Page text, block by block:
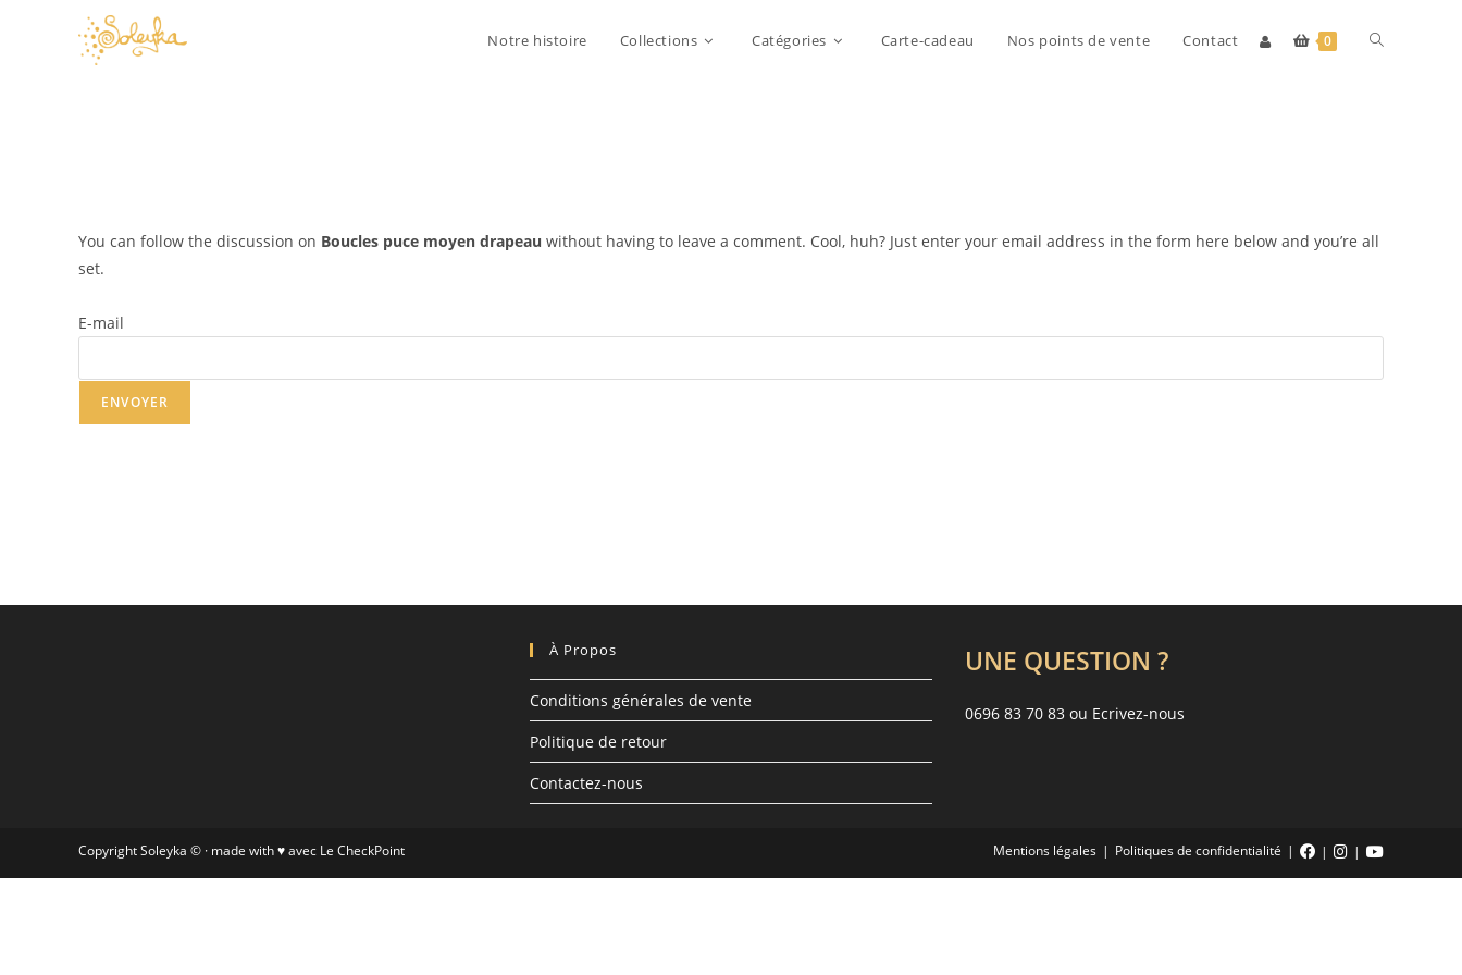
Notre histoire Collections Catégories Carte-cadeau Nos points de vente Contact 0 Toggle
You can follow the discussion on Boucles puce moyen drapeau without having to leave a comment. Cool, huh? Just enter your email address in the form here below and you’re all
set.
E-mail
À Propos
Conditions générales de vente
Politique de retour
Contactez-nous
UNE QUESTION ?
0696 83 70 83 ou Ecrivez-nous
Mentions légales Politiques de confidentialité
Copyright Soleyka © · made with ♥ avec Le CheckPoint